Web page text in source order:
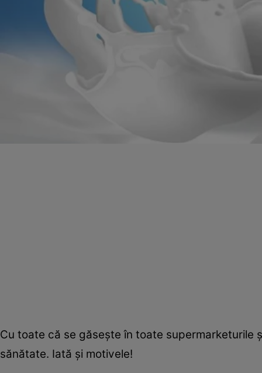
Cu toate că se găseşte în toate
sănătate. Iată şi motivele!